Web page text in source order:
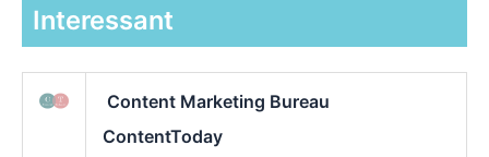
Interessant
Content Marketing Bureau
ContentToday